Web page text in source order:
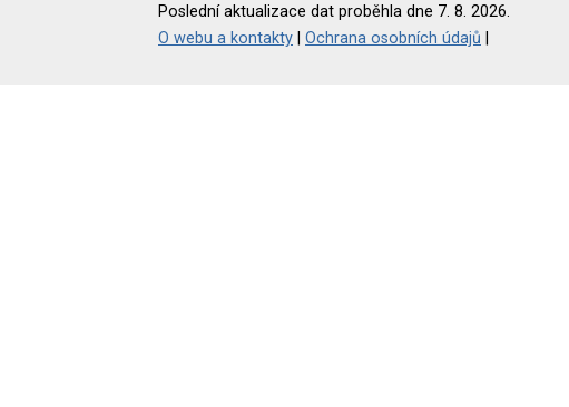
Poslední aktualizace dat proběhla dne 7. 8. 2026.
O webu a kontakty
Ochrana osobních údajů